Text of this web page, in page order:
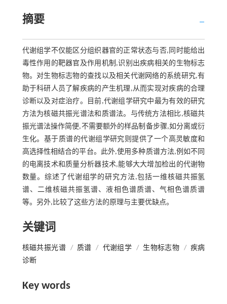
摘要
代谢组学不仅能区分组织器官的正常状态与否,同时能给出
毒性作用的靶器官及作用机制,识别出疾病相关的生物标志
物。对生物标志物的查找以及相关代谢网络的系统研究,有
助于科研人员了解疾病的产生机理,从而实现对疾病的合理
诊断以及对症治疗。目前,代谢组学研究中最为有效的研究
方法为核磁共振光谱法和质谱法。与传统方法相比,核磁共
振光谱法操作简便,不需要额外的样品制备步骤,如分离或衍
生化。基于质谱的代谢组学研究则提供了一个高灵敏度和
高选择性相结合的平台。此外,使用多种质谱方法,例如不同
的电离技术和质量分析器技术,能够大大增加检出的代谢物
数量。综述了代谢组学的研究方法,包括一维核磁共振氢
谱、二维核磁共振氢谱、液相色谱质谱、气相色谱质谱
等。另外,比较了这些方法的原理与主要优缺点。
关键词
核磁共振光谱 / 质谱 / 代谢组学 / 生物标志物 / 疾病
诊断
Key words